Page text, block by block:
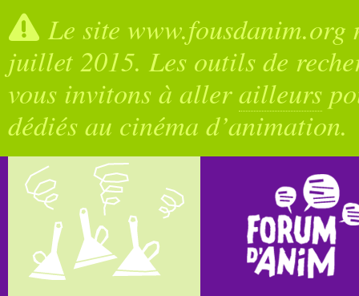
Le site
juillet 2015. Les outils de
vous invitons à allerailleurs
dédiés au cinéma d’animation.